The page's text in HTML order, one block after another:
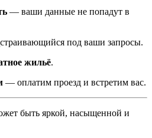
— ваши данные не попадут в
под ваши запросы.
жильё.
— оплатим проезд и встретим вас.
быть яркой, насыщенной и